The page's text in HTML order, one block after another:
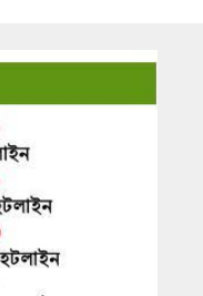
পরীক্ষকের তালিকা (বিষয়ঃ ...
AM
পরীক্ষকের তালিকা (বিষয়ঃ হিসাববিজ্ঞান ...
AM
পরীক্ষকের তালিকা (বিষয়ঃ হিসাববিজ্ঞান ...
AM